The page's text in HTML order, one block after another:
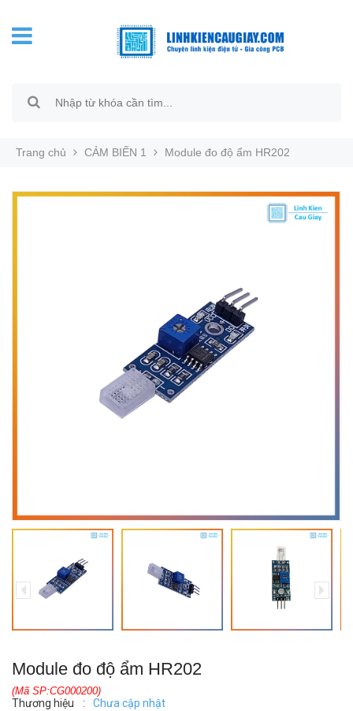
Trang chủ CẢM BIẾN 1 Module đo độ ẩm HR202
Module đo độ ẩm HR202
(Mã SP:CG000200)
Thương hiệu : Chưa cập nhật